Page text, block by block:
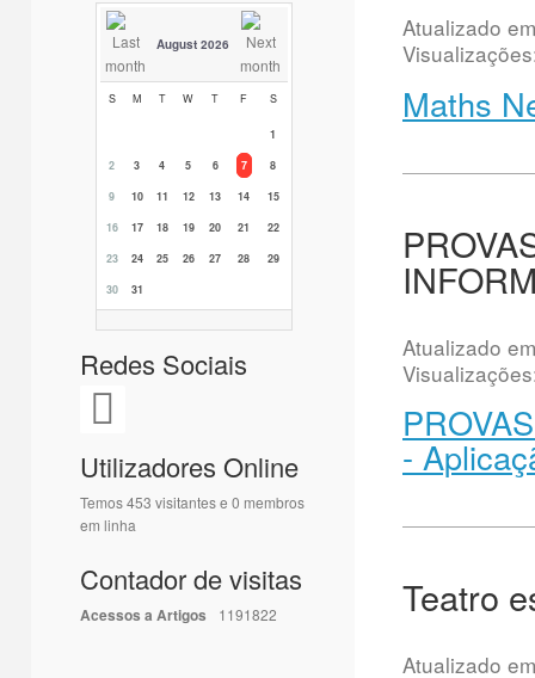
August 2026
S M T W T F S
1
2
3 4 5 6 7
8
9
10 11 12 13 14
15
16
17 18 19 20 21
22
23
24 25 26 27 28
29
30
31
Redes Sociais
Utilizadores Online
Temos 453 visitantes e 0 membros
em linha
Contador de visitas
Acessos a Artigos 1191822
Atualizado
Maths
Atualizado
-
Teatro
Atualizado